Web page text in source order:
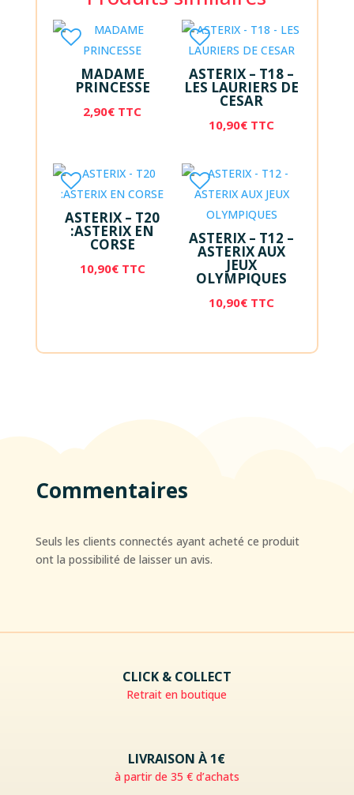
MADAME
PRINCESSE
2,90€ TTC
ASTERIX – T18 –
LES LAURIERS DE
CESAR
10,90€ TTC
ASTERIX – T20
:ASTERIX EN
CORSE
10,90€ TTC
ASTERIX – T12 –
ASTERIX AUX
JEUX
OLYMPIQUES
10,90€ TTC
Commentaires
Seuls les clients connectés ayant acheté ce produit
ont la possibilité de laisser un avis.
CLICK & COLLECT
Retrait en boutique
LIVRAISON À 1€
à partir de 35 € d’achats